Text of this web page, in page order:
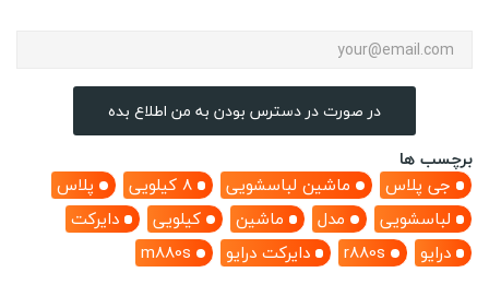
در صورت در دسترس بودن به من اطلاع بده
برچسب ها
جی پلاس
ماشین لباسشویی 8 کیلویی
پلاس
لباسشویی
مدل ماشین کیلویی
دایرکت
درایو
r880s دایرکت درایو m880s